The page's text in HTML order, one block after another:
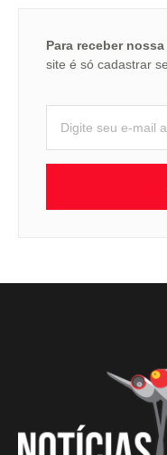
Para receber
site é só cadastrar